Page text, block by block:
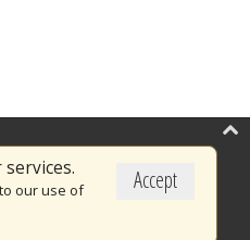
Accept
our use of